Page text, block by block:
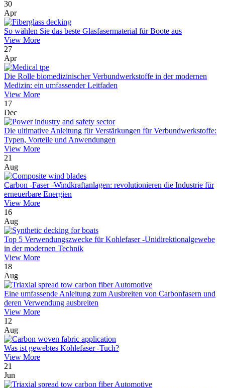
30
Apr
So wählen Sie das beste Glasfasermaterial für Boote aus
View More
27
Apr
Die Rolle biomedizinischer Verbundwerkstoffe in der modernen
Medizin: ein umfassender Leitfaden
View More
17
Dec
Die ultimative Anleitung für Verstärkungen für Verbundwerkstoffe:
Typen, Vorteile und Anwendungen
View More
21
Aug
Carbon -Faser -Windkraftanlagen: revolutionieren die Industrie für
erneuerbare Energien
View More
16
Aug
Top 5 Verwendungszwecke für Kohlefaser -Unidirektionalgewebe
in der modernen Technik
View More
18
Aug
Eine umfassende Anleitung zum Ausbreiten von Carbonfasern und
deren Verwendung ausbreiten
View More
12
Aug
Was ist gewebtes Kohlefaser -Tuch?
View More
21
Jun